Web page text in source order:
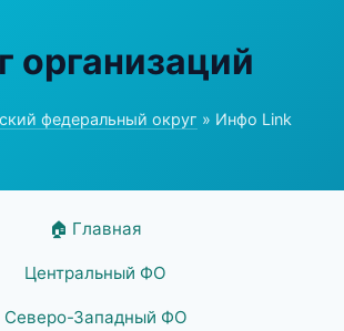
организаций
федеральный округ » Инфо Link
🏠 Главная
Центральный ФО
Северо-Западный ФО